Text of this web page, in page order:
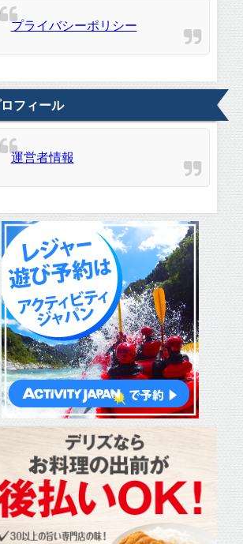
プライバシーポリシー
フィール
運営者情報